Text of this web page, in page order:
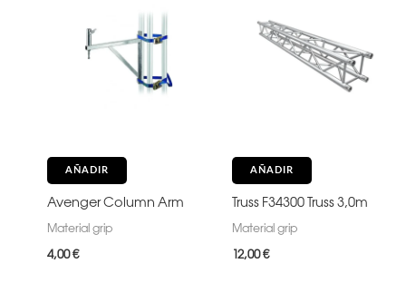
AÑADIR
Avenger Column Arm
Material grip
4,00€
AÑADIR
Truss F34300 Truss 3,0m
Material grip
12,00€